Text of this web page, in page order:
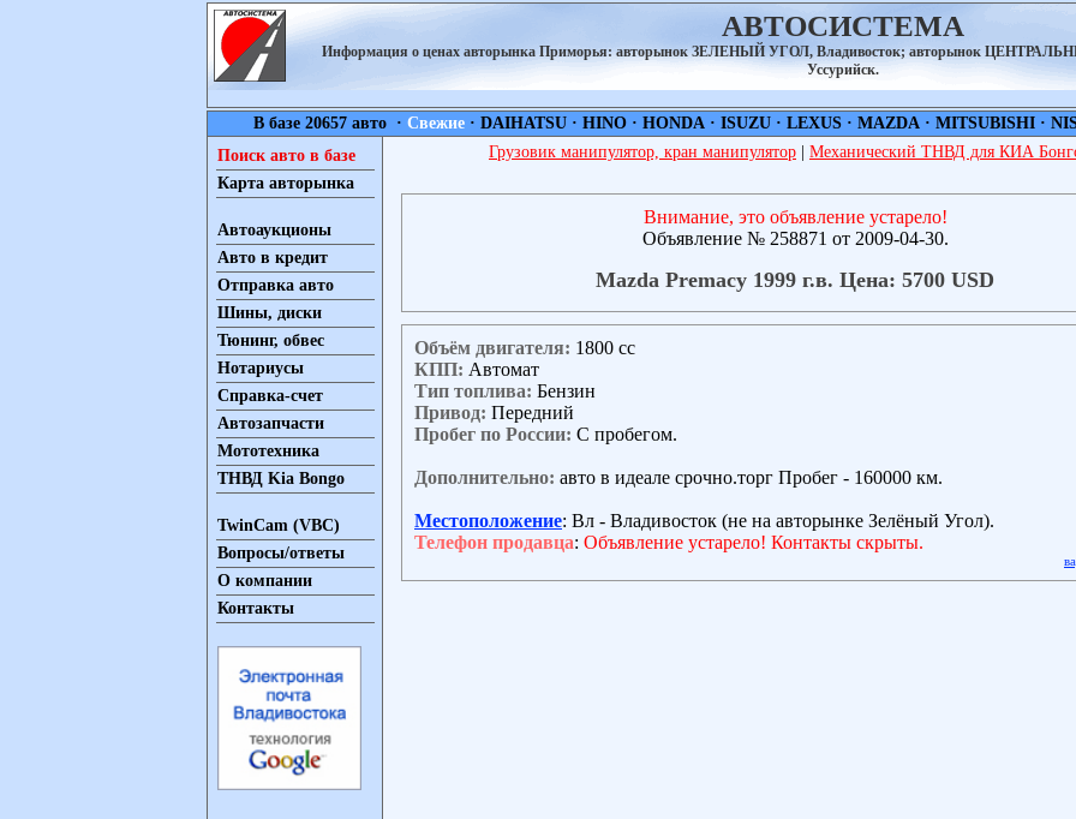
АВТОСИСТЕМА
Информация о ценах авторынка Приморья: авторынок ЗЕЛЕНЫЙ УГОЛ, Владивосток; авторынок
Уссурийск.
В базе 20657 авто · Свежие· DAIHATSU· HINO· HONDA· ISUZU· LEXUS· MAZDA· MITSUBISHI·
Поиск авто в базе
Карта авторынка
Автоаукционы
Авто в кредит
Отправка авто
Шины, диски
Тюнинг, обвес
Нотариусы
Справка-счет
Автозапчасти
Мототехника
ТНВД Kia Bongo
TwinCam (VBC)
Вопросы/ответы
О компании
Контакты
Грузовик манипулятор, кран манипулятор Механический ТНВД для КИА
Внимание, это объявление устарело!
Объявление № 258871 от 2009-04-30.
Mazda Premacy 1999 г.в. Цена: 5700 USD
Объём двигателя: 1800 сс
КПП: Автомат
Тип топлива: Бензин
Привод: Передний
Пробег по России: С пробегом.
Дополнительно: авто в идеале срочно.торг Пробег - 160000 км.
Местоположение: Вл - Владивосток (не на авторынке Зелёный Угол).
Телефон продавца: Объявление устарело! Контакты скрыты.